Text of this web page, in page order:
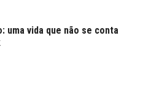
uma vida que não se conta